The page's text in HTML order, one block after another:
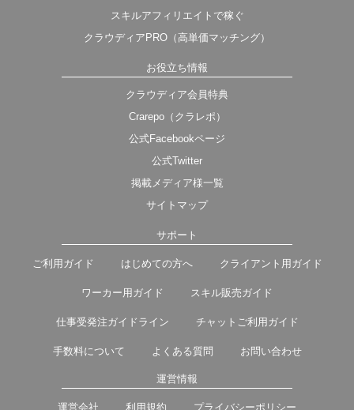
スキルアフィリエイトで稼ぐ
クラウディアPRO（高単価マッチング）
お役立ち情報
クラウディア会員特典
Crarepo（クラレポ）
公式Facebookページ
公式Twitter
掲載メディア様一覧
サイトマップ
サポート
ご利用ガイド はじめての方へ クライアント用ガイド
ワーカー用ガイド スキル販売ガイド
仕事受発注ガイドライン チャットご利用ガイド
手数料について よくある質問 お問い合わせ
運営情報
運営会社 利用規約 プライバシーポリシー